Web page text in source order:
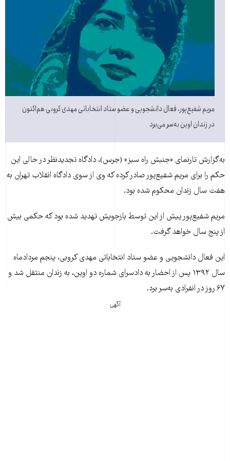
مریم شفیع‌پور، فعال دانشجویی و عضو ستاد انتخاباتی مهدی کروبی هم‌اکنون
در زندان اوین به‌سر می‌برد
به‌گزارش تارنمای «جنبش راه سبز» (جرس)، دادگاه تجدیدنظر در حالی این
حکم را برای مریم شفیع‌پور صادر کرده که وی از سوی دادگاه انقلاب تهران به
هفت سال زندان محکوم شده بود.
مریم شفیع‌پور پیش از این توسط بازجویش تهدید شده بود که حکمی بیش
از پنج سال خواهد گرفت.
این فعال دانشجویی و عضو ستاد انتخاباتی مهدی کروبی، پنجم مردادماه
سال ۱۳۹۲ پس از احضار به دادسرای شماره دو اوین، به زندان منتقل شد و
۶۷ روز در انفرادی به‌سر برد.
آگهی